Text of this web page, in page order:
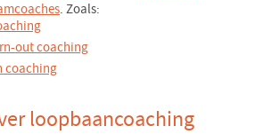
. Zoals:
out coaching
coaching
loopbaancoaching